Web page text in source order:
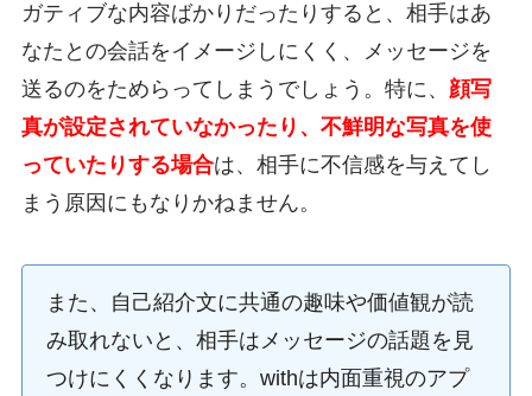
ガティブな内容ばかりだったりすると、相手はあ
なたとの会話をイメージしにくく、メッセージを
送るのをためらってしまうでしょう。特に、 顔写
真が設定されていなかったり、不鮮明な写真を使
っていたりする場合は、相手に不信感を与えてし
まう原因にもなりかねません。
また、自己紹介文に共通の趣味や価値観が読
み取れないと、相手はメッセージの話題を見
つけにくくなります。withは内面重視のアプ